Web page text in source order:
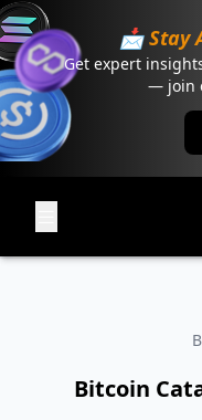
📩 Stay
Get expert
— join
Bitcoin